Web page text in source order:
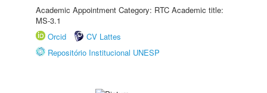
Academic Appointment Category: RTC Academic title:
MS-3.1
Orcid
CV Lattes
Repositório Institucional UNESP